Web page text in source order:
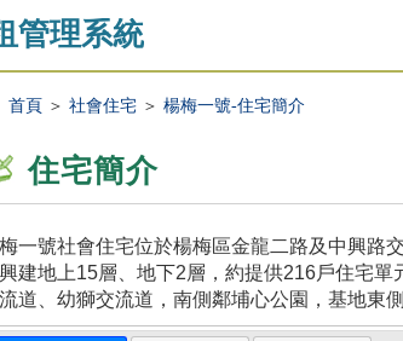
管理系統
首頁＞ 社會住宅＞ 楊梅一號-住宅簡介
住宅簡介
一號社會住宅位於楊梅區金龍二路及中興路
建地上15層、地下2層，約提供216戶住宅
道、幼獅交流道，南側鄰埔心公園，基地東